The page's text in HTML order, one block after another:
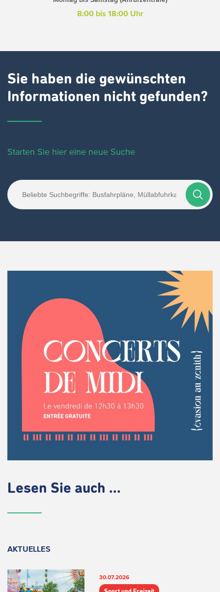
8:00 bis 18:00 Uhr
Sie haben die gewünschten
Informationen nicht gefunden?
Starten Sie hier eine neue Suche
Lesen Sie auch ...
AKTUELLES
30.07.2026